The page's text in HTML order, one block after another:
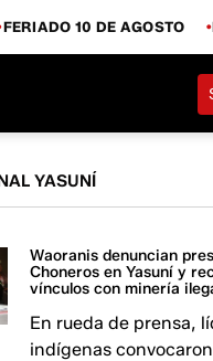
FERIADO 10 DE AGOSTO
YASUNÍ
Waoranis denuncian
Choneros en Yasuní y
vínculos con minería
En rueda de prensa,
indígenas